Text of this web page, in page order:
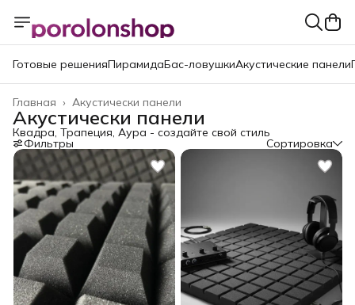
Готовые решенияПирамидаБас-ловушкиАкустические панели
Акустически панели
Главная ›
Акустически панели
Квадра, Трапеция, Аура - создайте свой стиль
Фильтры Сортировка